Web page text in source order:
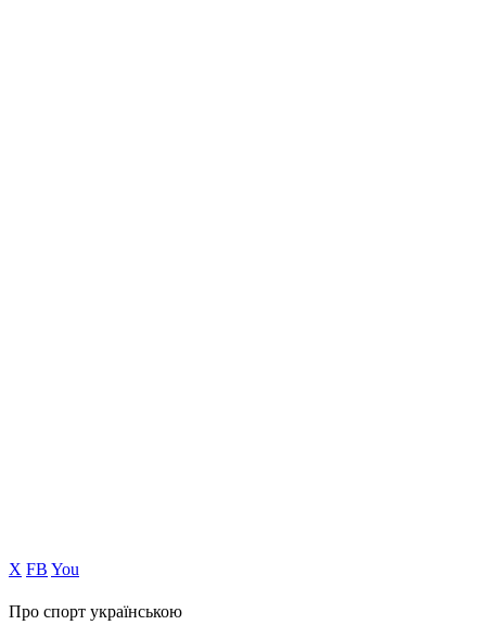
Х FB You
Про спорт українською